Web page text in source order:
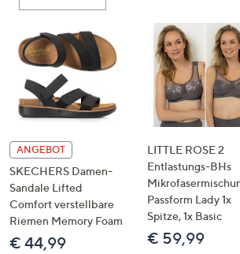
ANGEBOT
SKECHERS Damen-
Sandale Lifted
Comfort verstellbare
Riemen Memory Foam
€ 44,99
LITTLE ROSE 2
Entlastungs-BHs
Passform Lady 1x
Spitze, 1x Basic
€ 59,99